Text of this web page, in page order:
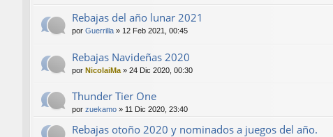
Rebajas del año lunar 2021
por Guerrilla » 12 Feb 2021, 00:45
Rebajas Navideñas 2020
por NicolaiMa » 24 Dic 2020, 00:30
Thunder Tier One
por zuekamo » 11 Dic 2020, 23:40
Rebajas otoño 2020 y nominados a juegos del año.